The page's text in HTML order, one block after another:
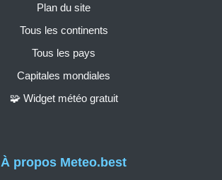
À propos Meteo.best
Plan du site
Tous les continents
Tous les pays
Capitales mondiales
🧩 Widget météo gratuit